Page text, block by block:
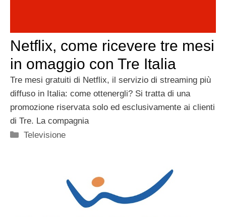
Netflix, come ricevere tre mesi
in omaggio con Tre Italia
Tre mesi gratuiti di Netflix, il servizio di streaming più
diffuso in Italia: come ottenergli? Si tratta di una
promozione riservata solo ed esclusivamente ai clienti
di Tre. La compagnia
Categorie
Televisione